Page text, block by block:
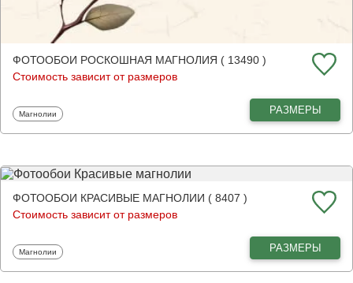
ФОТООБОИ РОСКОШНАЯ МАГНОЛИЯ ( 13490 )
Стоимость зависит от размеров
Фотообои
Магнолии РАЗМЕРЫ
ФОТООБОИ КРАСИВЫЕ МАГНОЛИИ ( 8407 )
Стоимость зависит от размеров
Фотообои
Магнолии РАЗМЕРЫ